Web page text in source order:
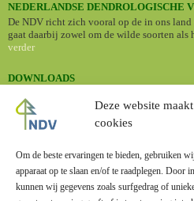
Deze website
cookies
Om de beste ervaringen te bieden, gebruiken
apparaat op te slaan en/of te raadplegen. Door
kunnen wij gegevens zoals surfgedrag of
NEDERLANDSE DENDROLOGISCHE
De NDV richt zich vooral op de in ons
gaat daarbij zowel om de wilde soorten als
verder
DOWNLOADS
BOMENBIEB
boomsoorten.